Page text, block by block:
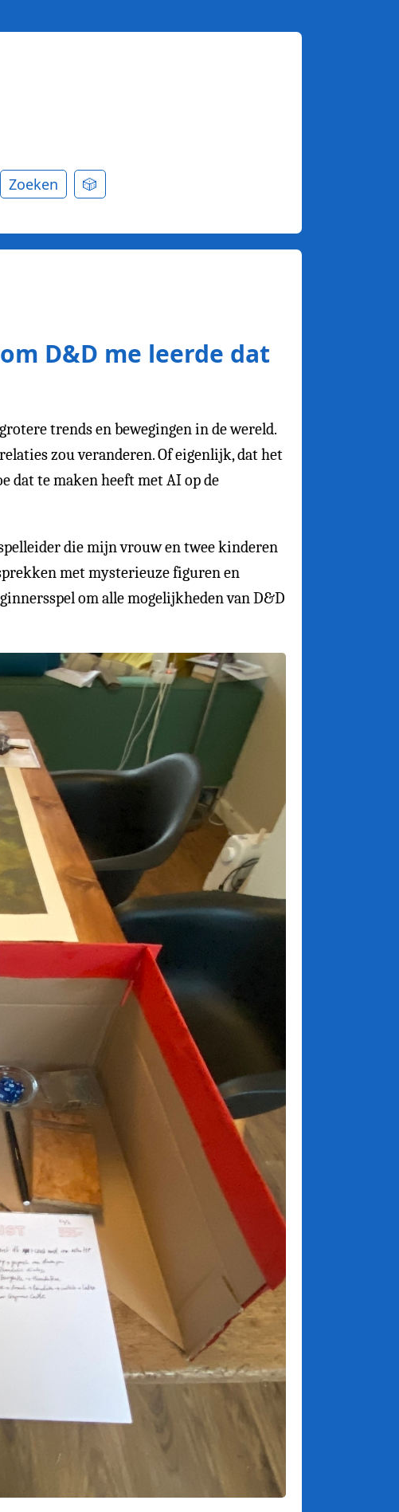
Zoeken 🎲
D&D me leerde dat
trends en bewegingen in de wereld.
zou veranderen. Of eigenlijk, dat het
dat te maken heeft met AI op de
die mijn vrouw en twee kinderen
met mysterieuze figuren en
om alle mogelijkheden van D&D